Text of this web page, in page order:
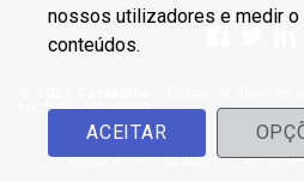
Michelle Monteiro
Política de Privacidade Aviso
nossos utilizadores e medir
conteúdos.
ACEITAR